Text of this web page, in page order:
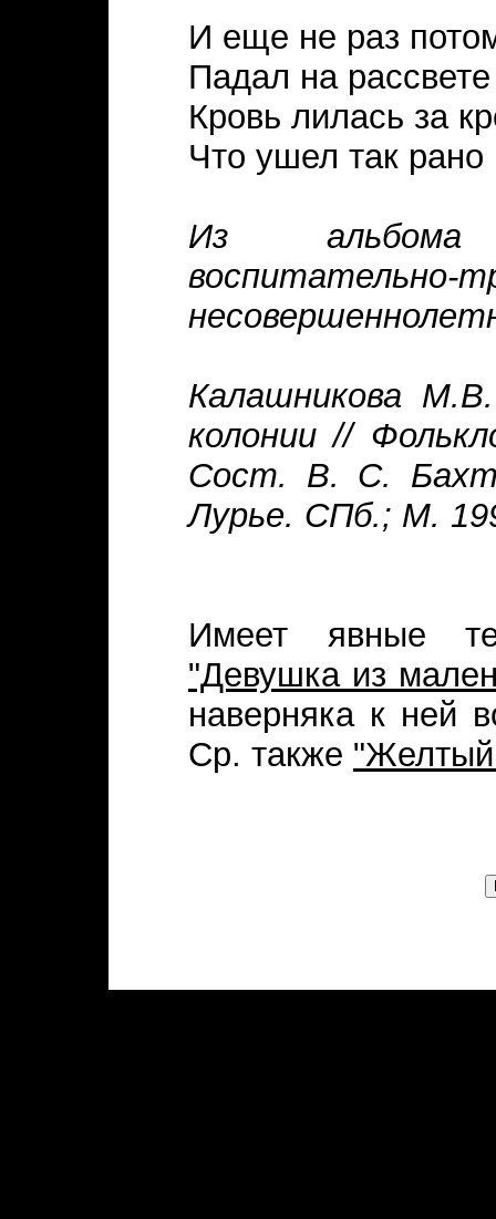
И еще не раз
Падал на
Кровь лилась за
Что ушел так рано
Из альбома
Калашникова
колонии //
Сост. В. С.
Лурье. СПб.; М.
Имеет явные
"Девушка из
наверняка к ней
Ср. также "Желтый